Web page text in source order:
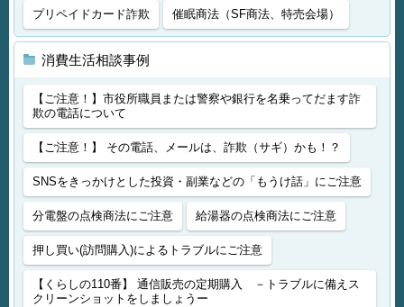
プリペイドカード詐欺 催眠商法（SF商法、特売会場）
消費生活相談事例
【ご注意！】市役所職員または警察や銀行を名乗ってだます詐
欺の電話について
【ご注意！】 その電話、メールは、詐欺（サギ）かも！？
SNSをきっかけとした投資・副業などの「もうけ話」にご注意
分電盤の点検商法にご注意 給湯器の点検商法にご注意
押し買い(訪問購入)によるトラブルにご注意
【くらしの110番】 通信販売の定期購入 －トラブルに備えス
クリーンショットをしましょうー